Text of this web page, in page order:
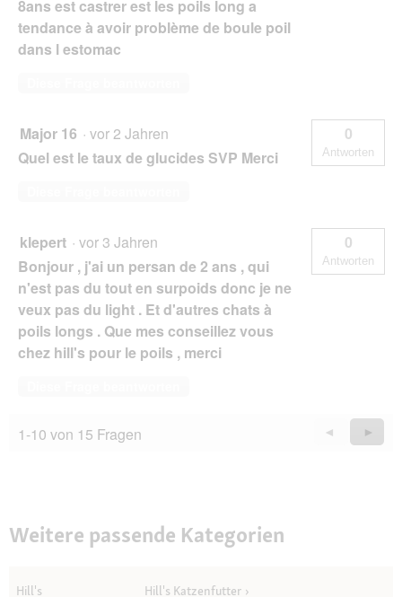
8ans est castrer est les poils long a
tendance à avoir problème de boule poil
dans l estomac
Major 16 · vor 2 Jahren
Quel est le taux de glucides SVP Merci
0
Antworten
klepert · vor 3 Jahren
Bonjour , j'ai un persan de 2 ans , qui
n'est pas du tout en surpoids donc je ne
veux pas du light . Et d'autres chats à
poils longs . Que mes conseillez vous
chez hill's pour le poils , merci
0
Antworten
1-10 von 15 Fragen
Zurück
Questions
◄
Weiter
►
Weitere passende Kategorien
Hill's
Hill's Katzenfutter